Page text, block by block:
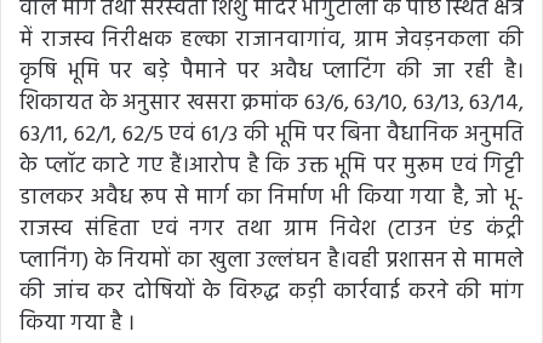
वाले मार्ग तथा सरस्वती शिशु मंदिर भागुटोला के पीछे स्थित क्षेत्र
में राजस्व निरीक्षक हल्का राजानवागांव, ग्राम जेवड़नकला की
कृषि भूमि पर बड़े पैमाने पर अवैध प्लाटिंग की जा रही है।
शिकायत के अनुसार खसरा क्रमांक 63/6, 63/10, 63/13, 63/14,
63/11, 62/1, 62/5 एवं 61/3 की भूमि पर बिना वैधानिक अनुमति
के प्लॉट काटे गए हैं।आरोप है कि उक्त भूमि पर मुरूम एवं गिट्टी
डालकर अवैध रूप से मार्ग का निर्माण भी किया गया है, जो भू-
राजस्व संहिता एवं नगर तथा ग्राम निवेश (टाउन एंड कंट्री
प्लानिंग) के नियमों का खुला उल्लंघन है।वही प्रशासन से मामले
की जांच कर दोषियों के विरुद्ध कड़ी कार्रवाई करने की मांग
किया गया है ।